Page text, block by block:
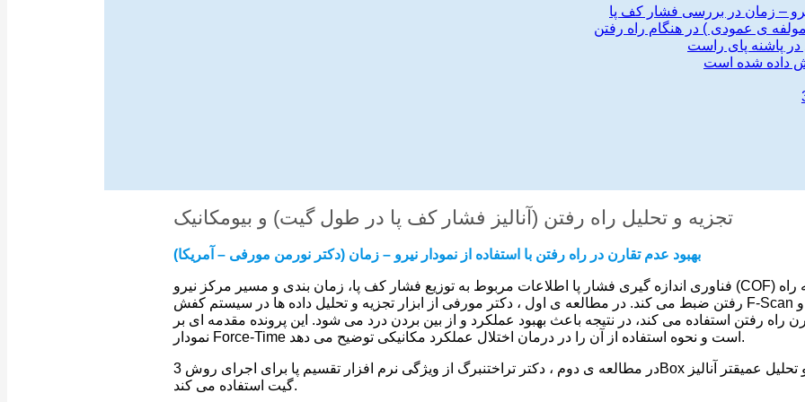
ی عمودی ) در هنگام راه رفتن
تجزیه و تحلیل راه رفتن (آنالیز فشار کف پا در طول گیت) و بیومکانیک
بهبود عدم تقارن در راه رفتن با استفاده از نمودار نیرو – زمان (دکتر نورمن مورفی – آمریکا)
فناوری اندازه گیری فشار پا اطلاعات مربوط به توزیع فشار کف پا، زمان بندی و مسیر مرکز نیرو (COF) را در طول چرخه راه
رفتن ضبط می کند. در مطالعه ی اول ، دکتر مورفی از ابزار تجزیه و تحلیل داده ها در سیستم کفش F-Scan برای شناسایی و
راه رفتن استفاده می کند، در نتیجه باعث بهبود عملکرد و از بین بردن درد می شود. این پرونده مقدمه ای بر
نمودار Force-Time است و نحوه استفاده از آن را در درمان اختلال عملکرد مکانیکی توضیح می دهد.
در مطالعه ی دوم ، دکتر تراختنبرگ از ویژگی نرم افزار تقسیم پا برای اجرای روش 3Box برای تجزیه و تحلیل عمیقتر آنالیز
گیت استفاده می کند.